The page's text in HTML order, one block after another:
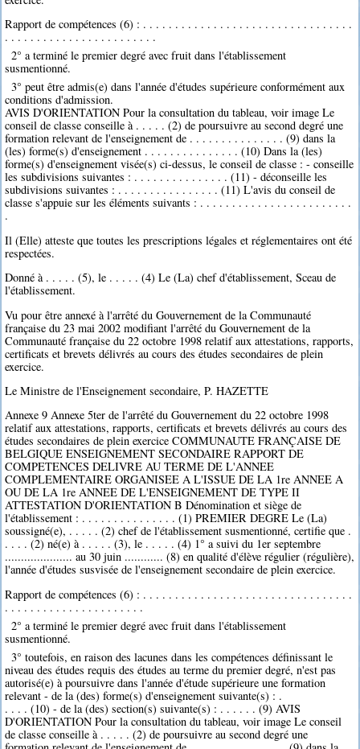
Rapport de compétences (6) : . . . . . . . . . . . . . . . . . . . . . . . . . . . . . . . . .
. . . . . . . . . . . . . . . . . . . . . . . .
2° a terminé le premier degré avec fruit dans l'établissement
susmentionné.
3° peut être admis(e) dans l'année d'études supérieure conformément aux
conditions d'admission.
AVIS D'ORIENTATION Pour la consultation du tableau, voir image Le
conseil de classe conseille à . . . . . (2) de poursuivre au second degré une
formation relevant de l'enseignement de . . . . . . . . . . . . . . . (9) dans la
(les) forme(s) d'enseignement . . . . . . . . . . . . . . . (10) Dans la (les)
forme(s) d'enseignement visée(s) ci-dessus, le conseil de classe : - conseille
les subdivisions suivantes : . . . . . . . . . . . . . . . (11) - déconseille les
subdivisions suivantes : . . . . . . . . . . . . . . . . (11) L'avis du conseil de
classe s'appuie sur les éléments suivants : . . . . . . . . . . . . . . . . . . . . . . . .
.
Il (Elle) atteste que toutes les prescriptions légales et réglementaires ont été
respectées.
Donné à . . . . . (5), le . . . . . (4) Le (La) chef d'établissement, Sceau de
l'établissement.
Vu pour être annexé à l'arrêté du Gouvernement de la Communauté
française du 23 mai 2002 modifiant l'arrêté du Gouvernement de la
Communauté française du 22 octobre 1998 relatif aux attestations, rapports,
certificats et brevets délivrés au cours des études secondaires de plein
exercice.
Le Ministre de l'Enseignement secondaire, P. HAZETTE
Annexe 9 Annexe 5ter de l'arrêté du Gouvernement du 22 octobre 1998
relatif aux attestations, rapports, certificats et brevets délivrés au cours des
études secondaires de plein exercice COMMUNAUTE FRANÇAISE DE
BELGIQUE ENSEIGNEMENT SECONDAIRE RAPPORT DE
COMPETENCES DELIVRE AU TERME DE L'ANNEE
COMPLEMENTAIRE ORGANISEE A L'ISSUE DE LA 1re ANNEE A
OU DE LA 1re ANNEE DE L'ENSEIGNEMENT DE TYPE II
ATTESTATION D'ORIENTATION B Dénomination et siège de
l'établissement : . . . . . . . . . . . . . . . (1) PREMIER DEGRE Le (La)
soussigné(e), . . . . . (2) chef de l'établissement susmentionné, certifie que .
. . . . (2) né(e) à . . . . . (3), le . . . . . (4) 1° a suivi du 1er septembre
..................... au 30 juin ............ (8) en qualité d'élève régulier (régulière),
l'année d'études susvisée de l'enseignement secondaire de plein exercice.
Rapport de compétences (6) : . . . . . . . . . . . . . . . . . . . . . . . . . . . . . . . . .
. . . . . . . . . . . . . . . . . . . . . .
2° a terminé le premier degré avec fruit dans l'établissement
susmentionné.
3° toutefois, en raison des lacunes dans les compétences définissant le
niveau des études requis des études au terme du premier degré, n'est pas
autorisé(e) à poursuivre dans l'année d'étude supérieure une formation
relevant - de la (des) forme(s) d'enseignement suivante(s) : .
. . . . (10) - de la (des) section(s) suivante(s) : . . . . . . (9) AVIS
D'ORIENTATION Pour la consultation du tableau, voir image Le conseil
de classe conseille à . . . . . (2) de poursuivre au second degré une